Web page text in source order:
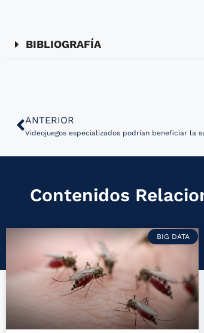
BIBLIOGRAFÍA
ANTERIOR
Videojuegos especializados podrían beneficiar la
Contenidos
BIG DATA